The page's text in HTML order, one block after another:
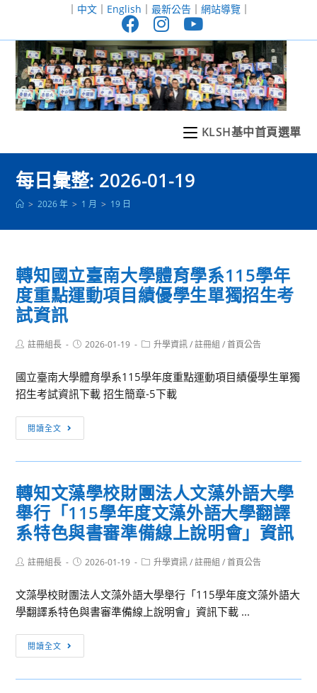
至
｜ 中文｜ English ｜ 最新公告｜ 網站導覽｜
KLSH基中首頁選單
每日彙整: 2026-01-19
> 2026 年 > 1 月 > 19 日
轉知國立臺南大學體育學系115學年
度重點運動項目績優學生單獨招生考
試資訊
Post註冊組長
Post2026-01-19
Post升學資訊 / 註冊組 / 首頁公告
國立臺南大學體育學系115學年度重點運動項目績優學生單獨
招生考試資訊下載 招生簡章-5下載
閱讀全文
知
國
臺
南
大
學
體
學
系
度
轉知文藻學校財團法人文藻外語大學
舉行「115學年度文藻外語大學翻譯
系特色與書審準備線上說明會」資訊
Post註冊組長
Post2026-01-19
Post升學資訊 / 註冊組 / 首頁公告
文藻學校財團法人文藻外語大學舉行「115學年度文藻外語大
學翻譯系特色與書審準備線上說明會」資訊下載 ...
閱讀全文
知
文